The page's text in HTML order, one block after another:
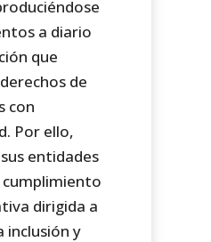
a diario
que
de
con
Por ello,
sus entidades
dirigida a
inclusión y